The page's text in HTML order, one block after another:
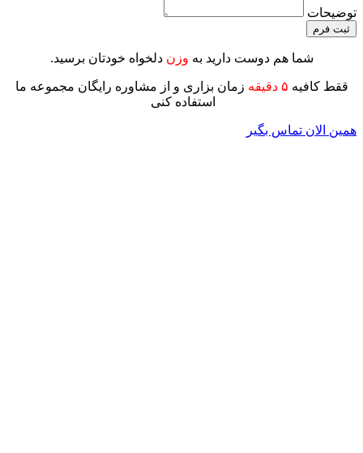
توضیحات
ثبت فرم
شما هم دوست دارید به وزندلخواه خودتان برسید.
ققط کافیه ۵ دقیقه
زمان بزاری و از مشاوره رایگان مجموعه ما
استفاده کنی
همین الان تماس بگیر